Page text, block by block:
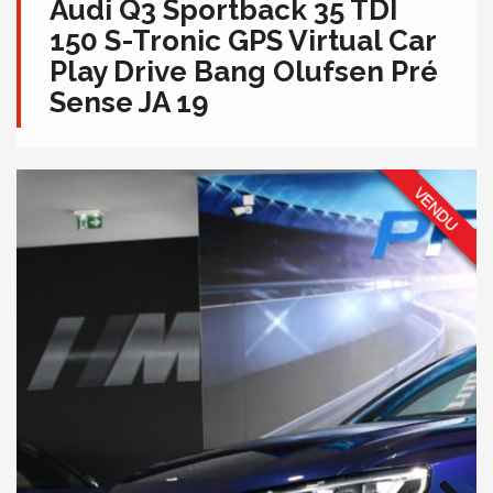
Audi Q3 Sportback 35 TDI
150 S-Tronic GPS Virtual Car
Play Drive Bang Olufsen Pré
Sense JA 19